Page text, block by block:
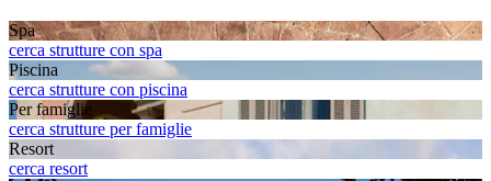
Spa
cerca strutture con spa
Piscina
cerca strutture con piscina
Per famiglie
cerca strutture per famiglie
Resort
cerca resort